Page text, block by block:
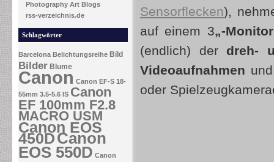
Photography Art Blogs
rss-verzeichnis.de
Schlagwörter
Barcelona Belichtungsreihe Bild
Bilder Blume
Canon Canon EF-S 18-
55mm 3.5-5.6 IS Canon
EF 100mm F2.8
MACRO USM
Canon EOS
450DCanon
EOS 550D Canon
Sensorflecken),
auf einem 3„-Monitor
(endlich) der dreh-
Videoaufnahmen
oder